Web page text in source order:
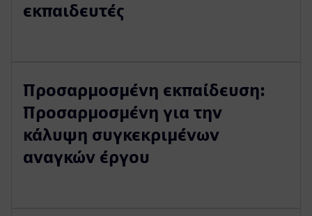
εκπαιδευτές
Προσαρμοσμένη εκπαίδευση:
Προσαρμοσμένη για την
κάλυψη συγκεκριμένων
αναγκών έργου